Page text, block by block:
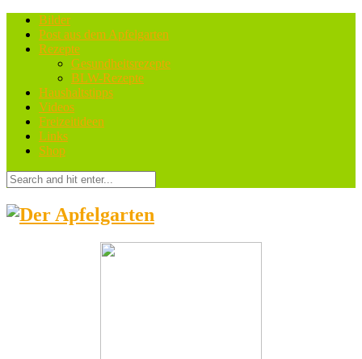
Bilder
Post aus dem Apfelgarten
Rezepte
Gesundheitsrezepte
BLW-Rezepte
Haushaltstipps
Videos
Freizeitideen
Links
Shop